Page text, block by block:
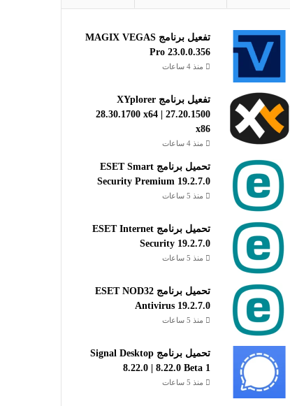
تفعيل برنامج MAGIX VEGAS
Pro 23.0.0.356
منذ 4 ساعات
تفعيل برنامج XYplorer
28.30.1700 x64 | 27.20.1500
x86
منذ 4 ساعات
تحميل برنامج ESET Smart
Security Premium 19.2.7.0
منذ 5 ساعات
تحميل برنامج ESET Internet
Security 19.2.7.0
منذ 5 ساعات
تحميل برنامج ESET NOD32
Antivirus 19.2.7.0
منذ 5 ساعات
تحميل برنامج Signal Desktop
8.22.0 | 8.22.0 Beta 1
منذ 5 ساعات